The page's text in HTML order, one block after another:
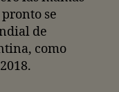
se
de
como